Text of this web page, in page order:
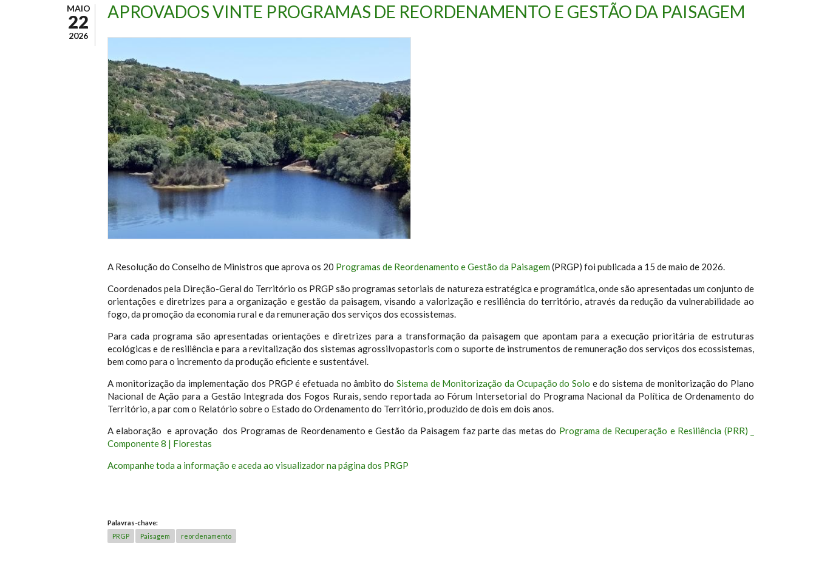
MAIO
22
2026
APROVADOS VINTE PROGRAMAS DE REORDENAMENTO E GESTÃO DA PAISAGEM
A Resolução do Conselho de Ministros que aprova os 20 Programas de Reordenamento e Gestão da Paisagem (PRGP) foi publicada a 15 de maio de 2026.
Coordenados pela Direção-Geral do Território os PRGP são programas setoriais de natureza estratégica e programática, onde são apresentadas um conjunto de
orientações e diretrizes para a organização e gestão da paisagem, visando a valorização e resiliência do território, através da redução da vulnerabilidade ao
fogo, da promoção da economia rural e da remuneração dos serviços dos ecossistemas.
Para cada programa são apresentadas orientações e diretrizes para a transformação da paisagem que apontam para a execução prioritária de estruturas
ecológicas e de resiliência e para a revitalização dos sistemas agrossilvopastoris com o suporte de instrumentos de remuneração dos serviços dos ecossistemas,
bem como para o incremento da produção eficiente e sustentável.
A monitorização da implementação dos PRGP é efetuada no âmbito do Sistema de Monitorização da Ocupação do Solo e do sistema de monitorização do Plano
Nacional de Ação para a Gestão Integrada dos Fogos Rurais, sendo reportada ao Fórum Intersetorial do Programa Nacional da Política de Ordenamento do
Território, a par com o Relatório sobre o Estado do Ordenamento do Território, produzido de dois em dois anos.
A elaboração e aprovação dos Programas de Reordenamento e Gestão da Paisagem faz parte das metas do Programa de Recuperação e Resiliência (PRR) _
Componente 8 | Florestas
Acompanhe toda a informação e aceda ao visualizador na página dos PRGP
Palavras-chave:
PRGP
Paisagem reordenamento